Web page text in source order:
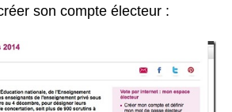
son compte électeur :